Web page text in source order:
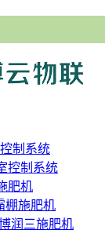
制系统
控制系统
肥机
棚施肥机
润三施肥机